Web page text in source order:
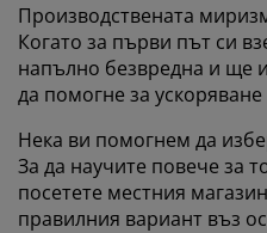
Производствената
Когато за първи път си
напълно безвредна и ще
да помогне за
Нека ви помогнем да
За да научите повече за
посетете местния
правилния вариант въз